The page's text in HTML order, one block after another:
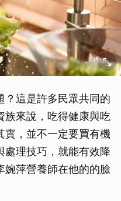
？這是許多民眾共同的
族來說，吃得健康與吃
實，並不一定要買有機
處理技巧，就能有效降
婉萍營養師在他的的臉